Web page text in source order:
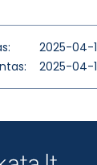
2025-04-
2025-04-